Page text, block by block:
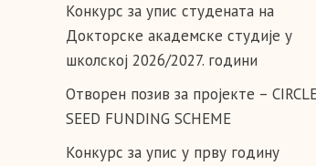
Конкурс за упис студената на
Докторске академске студије у
школској 2026/2027. години
Отворен позив за пројекте –
SEED FUNDING SCHEME
Конкурс за упис у прву годину